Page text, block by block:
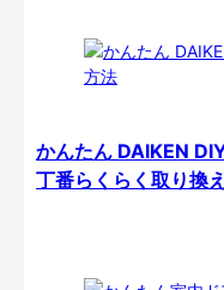
かんたん DAIKEN
丁番らくらく取り換